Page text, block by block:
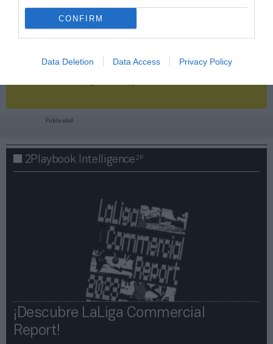
CONFIRM
Data Deletion Data Access Privacy Policy
Publicidad
2Playbook Intelligence2P
¡Descubre LaLiga Commercial
Report!​​